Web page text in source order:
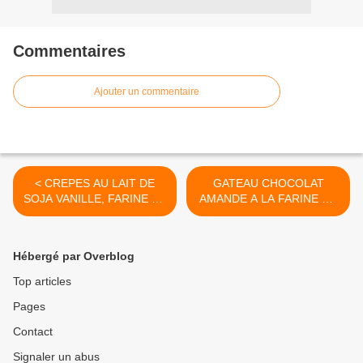
Commentaires
Ajouter un commentaire
< CREPES AU LAIT DE
SOJA VANILLE, FARINE DE
BLE T80 ET SARRASIN
GATEAU CHOCOLAT
AMANDE A LA FARINE DE
RIZ ET ZESTE DE CITRON
Hébergé par Overblog
Top articles
Pages
Contact
Signaler un abus